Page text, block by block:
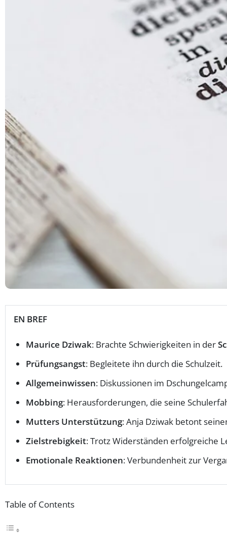
EN BREF
Maurice Dziwak: Brachte Schwierigkeiten in der
Prüfungsangst: Begleitete ihn durch die Schulzeit.
Allgemeinwissen: Diskussionen im
Mobbing: Herausforderungen, die seine
Mutters Unterstützung: Anja Dziwak betont
Zielstrebigkeit: Trotz Widerständen erfolgreiche
Emotionale Reaktionen: Verbundenheit zur
Table of Contents